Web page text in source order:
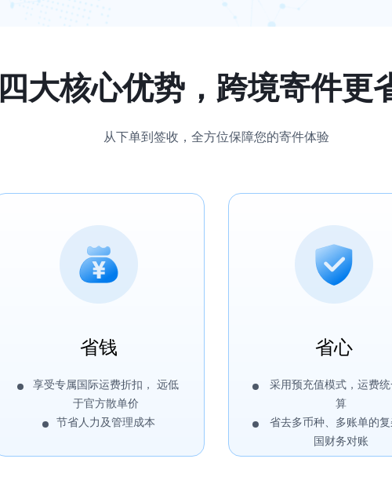
四大核心优势，跨境寄件更
从下单到签收，全方位保障您的寄件体验
省钱
享受专属国际运费折扣， 远低
于官方散单价
节省人力及管理成本
省心
采用预充值模式，运费
算
省去多币种、多账单的
国财务对账